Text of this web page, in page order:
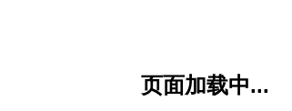
页面加载中...